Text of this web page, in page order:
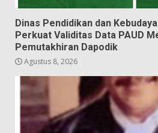
Dinas Pendidikan dan
Perkuat Validitas Data PAUD
Pemutakhiran Dapodik
Agustus 8, 2026